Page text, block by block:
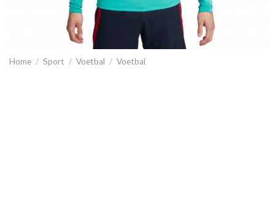
Home / Sport / Voetbal / Voetbal